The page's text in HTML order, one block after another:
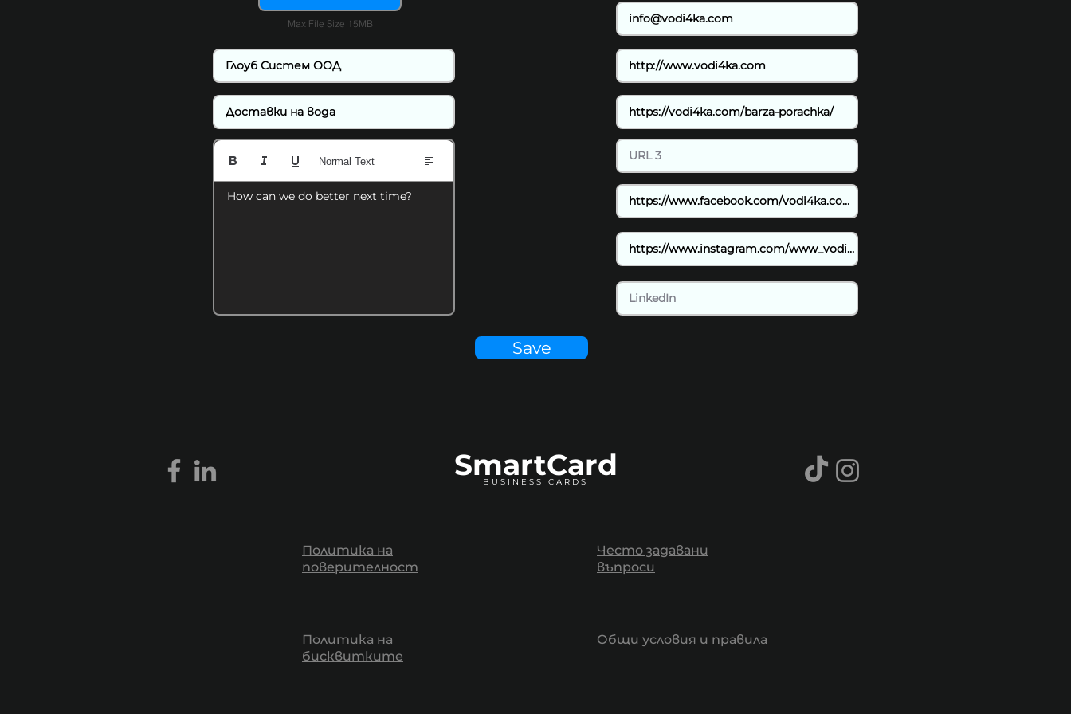
Max File Size 15MB
How can we do better next time?
Normal Text
Save
SmartCard
BUSINESS CARDS
Политика на
поверителност
Политика на
бисквитките
Често задавани
въпроси
Общи условия и правила